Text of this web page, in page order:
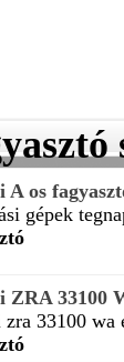
A os
gépek
ZRA 33100
zra 33100 wa